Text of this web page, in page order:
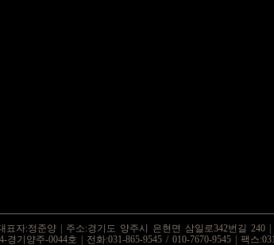
표자:정준양 | 주소:경기도 양주시 은현면 삼일로342번길 240 |
경기양주-0044호 | 전화:031-865-9545 / 010-7670-9545 | 팩스